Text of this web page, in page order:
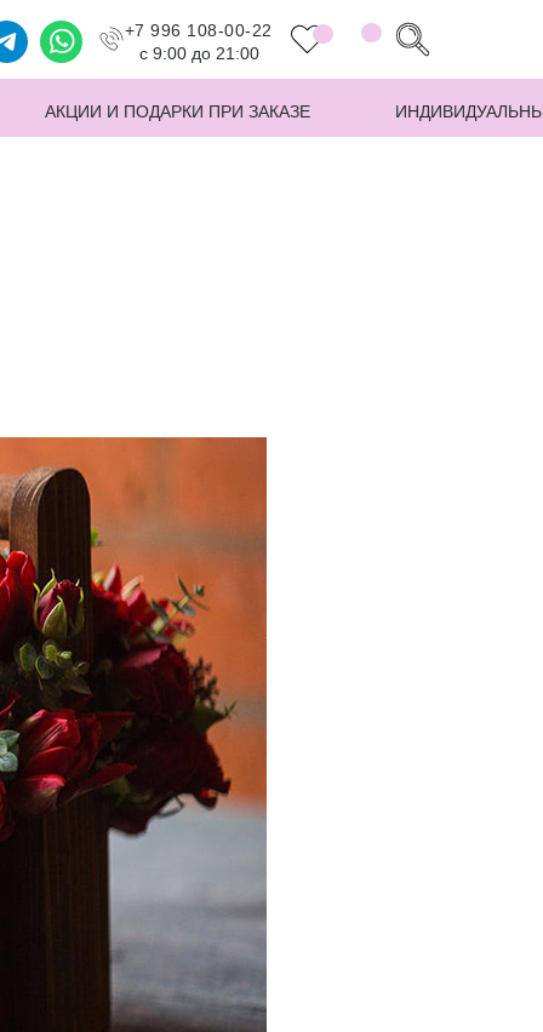
+7 996 108-00-22
АКЦИИ И ПОДАРКИ ПРИ ЗАКАЗЕ
с 9:00 до 21:00